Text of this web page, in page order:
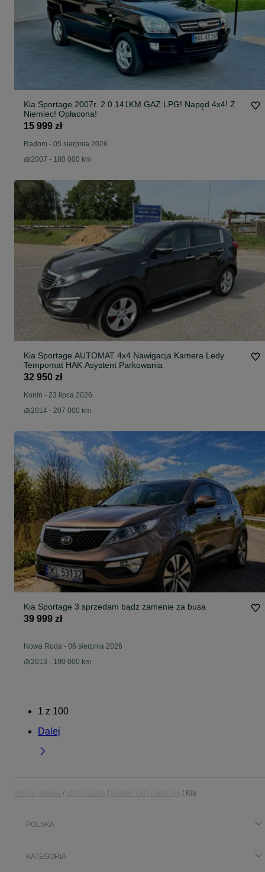
Kia Sportage 2007r. 2.0 141KM GAZ LPG! Napęd 4x4! Z
Niemiec! Opłacona!
15 999 zł
Radom - 05 sierpnia 2026
2007 - 180 000 km
Kia Sportage AUTOMAT 4x4 Nawigacja Kamera Ledy
Tempomat HAK Asystent Parkowania
32 950 zł
Konin - 23 lipca 2026
2014 - 207 000 km
Kia Sportage 3 sprzedam bądz zamenie za busa
39 999 zł
Nowa Ruda - 06 sierpnia 2026
2013 - 190 000 km
1 z 100
Dalej
Kia
POLSKA
KATEGORIA